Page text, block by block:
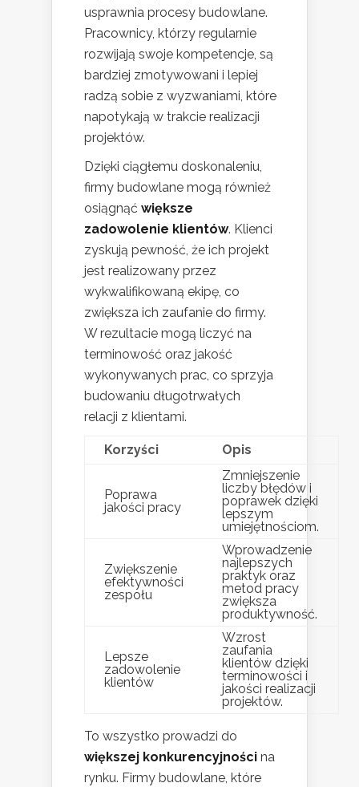
usprawnia procesy budowlane.
Pracownicy, którzy regularnie
rozwijają swoje kompetencje, są
bardziej zmotywowani i lepiej
radzą sobie z wyzwaniami, które
napotykają w trakcie realizacji
projektów.
Dzięki ciągłemu doskonaleniu,
firmy budowlane mogą również
osiągnąć większe
zadowolenie klientów. Klienci
zyskują pewność, że ich projekt
jest realizowany przez
wykwalifikowaną ekipę, co
zwiększa ich zaufanie do firmy.
W rezultacie mogą liczyć na
terminowość oraz jakość
wykonywanych prac, co sprzyja
budowaniu długotrwałych
relacji z klientami.
Korzyści Opis
Poprawa
jakości pracy
Zmniejszenie
liczby błędów i
poprawek dzięki
lepszym
umiejętnościom.
Zwiększenie
efektywności
zespołu
Wprowadzenie
najlepszych
praktyk oraz
metod pracy
zwiększa
produktywność.
Lepsze
zadowolenie
klientów
Wzrost
zaufania
klientów dzięki
terminowości i
jakości realizacji
projektów.
To wszystko prowadzi do
większej konkurencyjności na
rynku. Firmy budowlane, które